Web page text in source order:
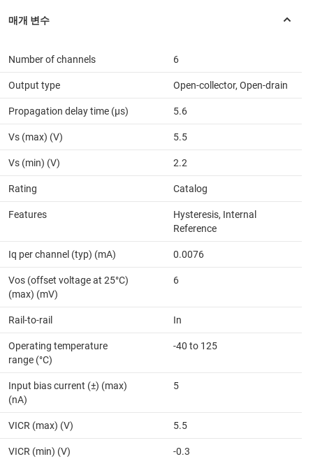
Number of channels 6
Output type Open-collector, Open-drain
Propagation delay time (µs) 5.6
Vs (max) (V) 5.5
Vs (min) (V) 2.2
Rating Catalog
Features
Hysteresis, Internal
Reference
Iq per channel (typ) (mA) 0.0076
Vos (offset voltage at 25°C)
(max) (mV)
6
Rail-to-rail In
Operating temperature
range (°C)
-40 to 125
Input bias current (±) (max)
(nA)
5
VICR (max) (V) 5.5
VICR (min) (V) -0.3